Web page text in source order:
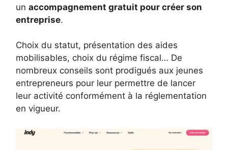
un accompagnement gratuit pour créer son
entreprise.
Choix du statut, présentation des aides
mobilisables, choix du régime fiscal… De
nombreux conseils sont prodigués aux jeunes
entrepreneurs pour leur permettre de lancer
leur activité conformément à la réglementation
en vigueur.